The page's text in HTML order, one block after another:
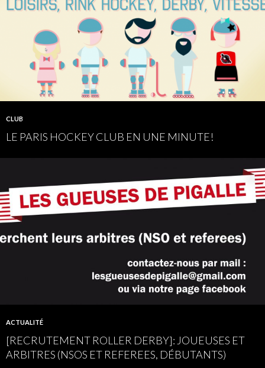
CLUB
LE PARIS HOCKEY CLUB EN UNE MINUTE!
ACTUALITÉ
[RECRUTEMENT ROLLER DERBY]: JOUEUSES ET
ARBITRES (NSOS ET REFEREES, DÉBUTANTS)